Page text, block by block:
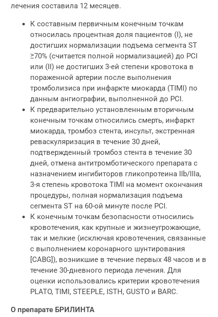
лечения составила 12 месяцев.
К составным первичным конечным точкам
относилась процентная доля пациентов (I), не
достигших нормализации подъема сегмента ST
≥70% (считается полной нормализацией) до PCI
или (II) не достигших 3-ей степени кровотока в
пораженной артерии после выполнения
тромболизиса при инфаркте миокарда (TIMI) по
данным ангиографии, выполненной до PCI.
К предварительно установленным вторичным
конечным точкам относились смерть, инфаркт
миокарда, тромбоз стента, инсульт, экстренная
реваскуляризация в течение 30 дней,
подтвержденный тромбоз стента в течение 30
дней, отмена антитромботического препарата с
назначением ингибиторов гликопротеина IIb/IIIa,
3-я степень кровотока TIMI на момент окончания
процедуры, полная нормализация подъема
сегмента ST на 60-ой минуте после PCI.
К конечным точкам безопасности относились
кровотечения, как крупные и жизнеугрожающие,
так и мелкие (исключая кровотечения, связанные
с выполнением коронарного шунтирования
[CABG]), возникшие в течение первых 48 часов и в
течение 30-дневного периода лечения. Для
оценки использовались критерии кровотечения
PLATO, TIMI, STEEPLE, ISTH, GUSTO и BARC.
О препарате БРИЛИНТА